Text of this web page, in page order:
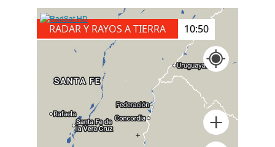
RADAR Y RAYOS A TIERRA 11:00
+